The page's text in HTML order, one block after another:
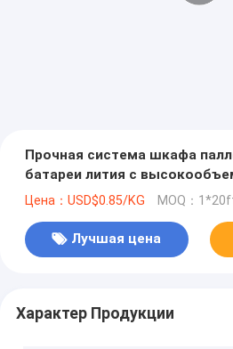
Прочная система шкафа
батареи лития с
Цена：USD$0.85/KG MOQ：
Лучшая цена
Характер Продукции